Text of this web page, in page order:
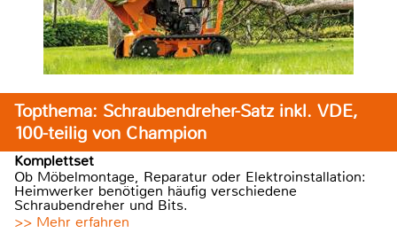
Topthema: Schraubendreher-Satz inkl. VDE,
100-teilig von Champion
Komplettset
Ob Möbelmontage, Reparatur oder Elektroinstallation:
Heimwerker benötigen häufig verschiedene
Schraubendreher und Bits.
>> Mehr erfahren